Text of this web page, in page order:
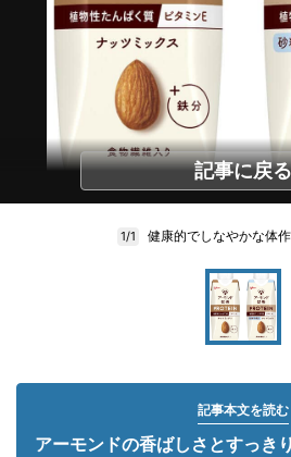
記事に戻る
1/1 健康的でしなやかな体
記事本文を読む
アーモンドの香ばしさとすっき